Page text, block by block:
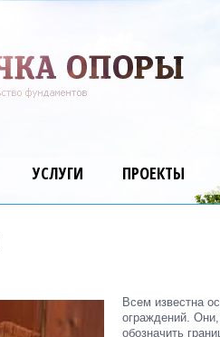
УСЛУГИ ПРОЕКТЫ
Всем известна
ограждений.
обозначить